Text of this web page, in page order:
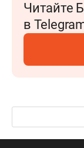
Читайте
в